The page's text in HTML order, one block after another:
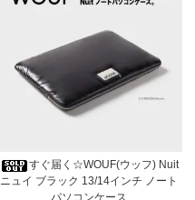
すぐ届く☆WOUF(ウッフ) Nuit
ニュイ ブラック 13/14インチ ノート